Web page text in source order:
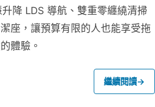
降 LDS 導航、雙重零纏繞清掃
座，讓預算有限的人也能享受拖
體驗。
繼續閱讀→